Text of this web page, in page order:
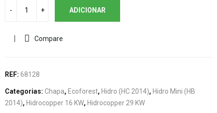
ADICIONAR
Compare
REF: 68128
Categorias: Chapa, Ecoforest, Hidro (HC 2014), Hidro Mini (HB
2014), Hidrocopper 16 KW, Hidrocopper 29 KW